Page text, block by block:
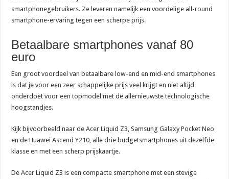
smartphonegebruikers. Ze leveren namelijk een voordelige all-round
smartphone-ervaring tegen een scherpe prijs.
Betaalbare smartphones vanaf 80
euro
Een groot voordeel van betaalbare low-end en mid-end smartphones
is dat je voor een zeer schappelijke prijs veel krijgt en niet altijd
onderdoet voor een topmodel met de allernieuwste technologische
hoogstandjes.
Kijk bijvoorbeeld naar de Acer Liquid Z3, Samsung Galaxy Pocket Neo
en de Huawei Ascend Y210, alle drie budgetsmartphones uit dezelfde
klasse en met een scherp prijskaartje.
De Acer Liquid Z3 is een compacte smartphone met een stevige